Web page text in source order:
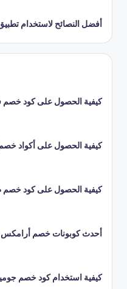
أفضل النصائح لاستخدام
كيفية الحصول على كود خصم
كيفية الحصول على أكواد خصم
كيفية الحصول على كود خصم
أحدث كوبونات خصم أرامكس
كيفية استخدام كود خصم